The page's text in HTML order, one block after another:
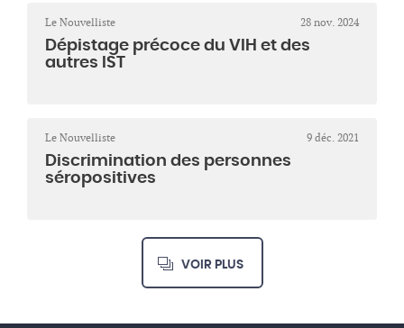
Le Nouvelliste 28 nov. 2024
Dépistage précoce du VIH et des
autres IST
Le Nouvelliste 9 déc. 2021
Discrimination des personnes
séropositives
VOIR PLUS